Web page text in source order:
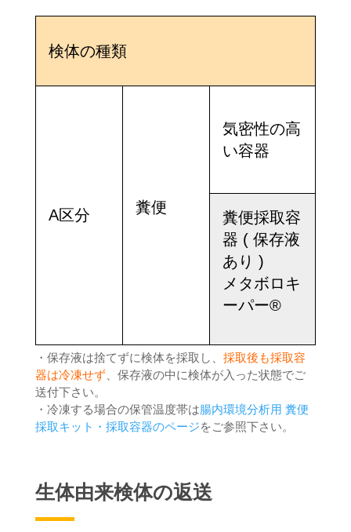
検体の種類
A区分 糞便
気密性の高
い容器
糞便採取容
器 ( 保存液
あり )
メタボロキ
ーパー®
・保存液は捨てずに検体を採取し、 採取後も採取容
器は冷凍せず、保存液の中に検体が入った状態でご
送付下さい。
・冷凍する場合の保管温度帯は腸内環境分析用 糞便
採取キット・採取容器のページをご参照下さい。
生体由来検体の返送